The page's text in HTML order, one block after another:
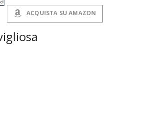
ACQUISTA SU AMAZON